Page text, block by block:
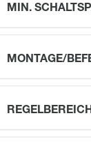
MIN.
MONTAGE/